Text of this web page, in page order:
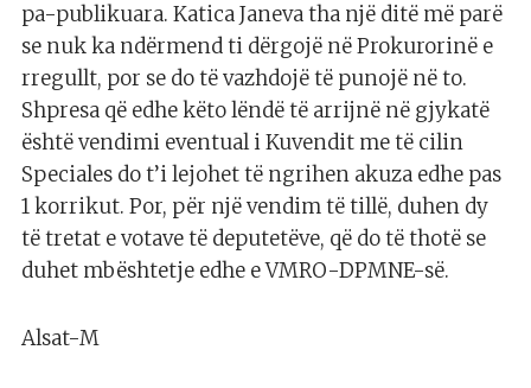
pa-publikuara. Katica Janeva tha një ditë më parë
se nuk ka ndërmend ti dërgojë në Prokurorinë e
rregullt, por se do të vazhdojë të punojë në to.
Shpresa që edhe këto lëndë të arrijnë në gjykatë
është vendimi eventual i Kuvendit me të cilin
Speciales do t’i lejohet të ngrihen akuza edhe pas
1 korrikut. Por, për një vendim të tillë, duhen dy
të tretat e votave të deputetëve, që do të thotë se
duhet mbështetje edhe e VMRO-DPMNE-së.
Alsat-M